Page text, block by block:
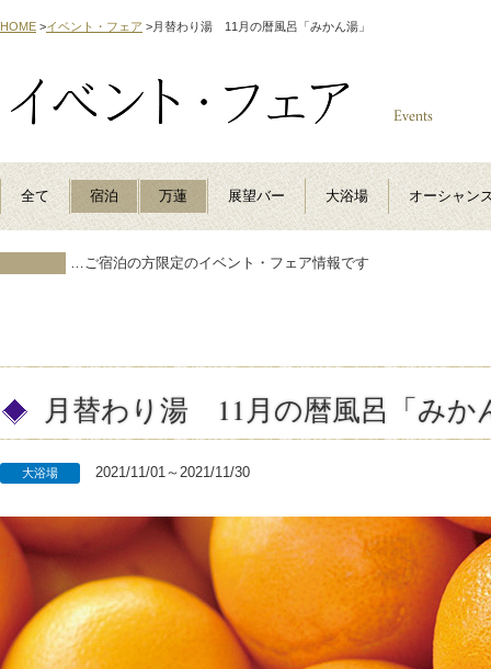
HOME >イベント・フェア >月替わり湯 11月の暦風呂「みかん湯」
全て 宿泊 万蓮 展望バー 大浴場 オーシャン
…ご宿泊の方限定のイベント・フェア情報です
月替わり湯 11月の暦風呂「みか
大浴場 2021/11/01～2021/11/30